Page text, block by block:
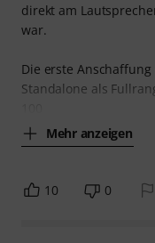
direkt am
war.
Die erste
Standalone als
Mehr anzeigen
10 0